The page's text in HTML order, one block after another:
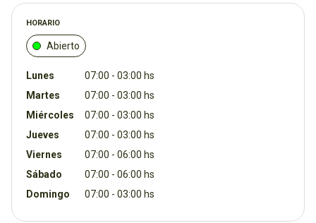
HORARIO
Abierto
Lunes
07:00 - 03:00 hs
Martes
07:00 - 03:00 hs
Miércoles
07:00 - 03:00 hs
Jueves
07:00 - 03:00 hs
Viernes
07:00 - 06:00 hs
Sábado
07:00 - 06:00 hs
Domingo
07:00 - 03:00 hs